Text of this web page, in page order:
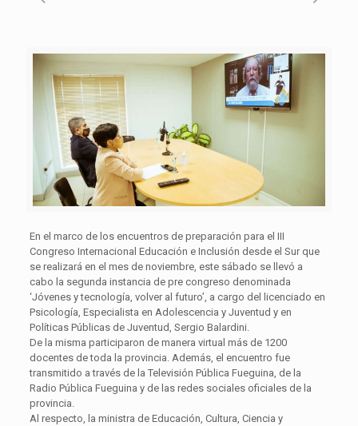
En el marco de los encuentros de preparación para el III
Congreso Internacional Educación e Inclusión desde el Sur que
se realizará en el mes de noviembre, este sábado se llevó a
cabo la segunda instancia de pre congreso denominada
‘Jóvenes y tecnología, volver al futuro’, a cargo del licenciado en
Psicología, Especialista en Adolescencia y Juventud y en
Políticas Públicas de Juventud, Sergio Balardini.
De la misma participaron de manera virtual más de 1200
docentes de toda la provincia. Además, el encuentro fue
transmitido a través de la Televisión Pública Fueguina, de la
Radio Pública Fueguina y de las redes sociales oficiales de la
provincia.
Al respecto, la ministra de Educación, Cultura, Ciencia y